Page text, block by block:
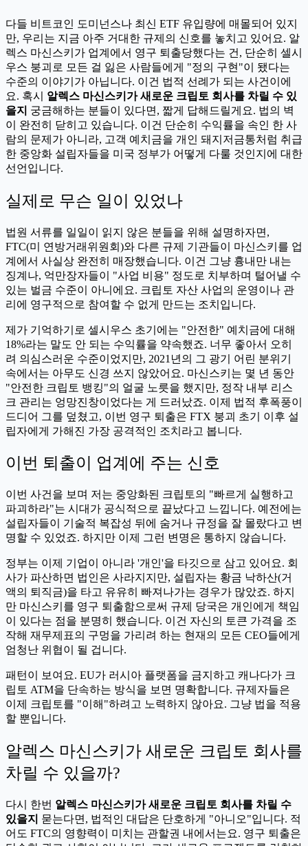
다들 비트코인 도미넌스나 최신 ETF 유입량에 매몰되어 있지
만, 우리는 지금 아주 거대한 규제의 신호를 놓치고 있어요. 알
렉스 마신스키가 업계에서 영구 퇴출당했다는 건, 단순히 셀시
우스 붕괴로 모든 걸 잃은 사람들에게 "정의 구현"이 됐다는
수준의 이야기가 아닙니다. 이건 법적 선례가 되는 사건이에
요. 혹시 알렉스 마신스키가 새로운 크립토 회사를 차릴 수 있
을지 궁금해하는 분들이 있다면, 짧게 답해드릴게요. 법의 벽
이 완전히 닫히고 있습니다. 이건 단순히 수익률을 속인 한 사
람의 문제가 아니라, 고객 예치금을 개인 돼지저금통처럼 취급
한 중앙화 설립자들을 미국 정부가 어떻게 다룰 것인지에 대한
선언입니다.
실제로 무슨 일이 있었나
법원 서류를 일일이 읽지 않은 분들을 위해 설명하자면,
FTC(미 연방거래위원회)와 다른 규제 기관들이 마신스키를 업
계에서 사실상 완전히 매장했습니다. 이건 그냥 흉내만 내는
징계나, 억만장자들이 "사업 비용" 정도로 치부하며 털어낼 수
있는 벌금 수준이 아니에요. 크립토 자산 사업의 운영이나 관
리에 영구적으로 참여할 수 없게 만드는 조치입니다.
제가 기억하기로 셀시우스 초기에는 "안전한" 예치금에 대해
18%라는 말도 안 되는 수익률을 약속했죠. 너무 좋아서 오히
려 의심스러운 수준이었지만, 2021년의 그 광기 어린 분위기
속에서는 아무도 신경 쓰지 않았어요. 마신스키는 몇 년 동안
"안전한 크립토 뱅킹"의 얼굴 노릇을 했지만, 정작 내부 리스
크 관리는 엉망진창이었다는 게 드러났죠. 이제 법적 후폭풍이
드디어 그를 덮쳤고, 이번 영구 퇴출은 FTX 붕괴 초기 이후 설
립자에게 가해진 가장 공격적인 조치라고 봅니다.
이번 퇴출이 업계에 주는 신호
이번 사건을 보며 저는 중앙화된 크립토의 "빠르게 실행하고
파괴하라"는 시대가 공식적으로 끝났다고 느낍니다. 예전에는
설립자들이 기술적 복잡성 뒤에 숨거나 규정을 잘 몰랐다고 변
명할 수 있었죠. 하지만 이제 그런 변명은 통하지 않습니다.
정부는 이제 기업이 아니라 '개인'을 타깃으로 삼고 있어요. 회
사가 파산하면 법인은 사라지지만, 설립자는 황금 낙하산(거
액의 퇴직금)을 타고 유유히 빠져나가는 경우가 많았죠. 하지
만 마신스키를 영구 퇴출함으로써 규제 당국은 개인에게 책임
이 있다는 점을 분명히 했습니다. 이건 자신의 토큰 가격을 조
작해 재무제표의 구멍을 가리려 하는 현재의 모든 CEO들에게
엄청난 위협이 될 겁니다.
패턴이 보여요. EU가 러시아 플랫폼을 금지하고 캐나다가 크
립토 ATM을 단속하는 방식을 보면 명확합니다. 규제자들은
이제 크립토를 "이해"하려고 노력하지 않아요. 그냥 법을 적용
할 뿐입니다.
알렉스 마신스키가 새로운 크립토 회사를
차릴 수 있을까?
다시 한번 알렉스 마신스키가 새로운 크립토 회사를 차릴 수
있을지 묻는다면, 법적인 대답은 단호하게 "아니오"입니다. 적
어도 FTC의 영향력이 미치는 관할권 내에서는요. 영구 퇴출은